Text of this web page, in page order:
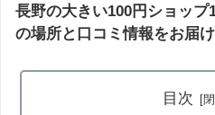
長野の大きい100円ショッ
の場所と口コミ情報をお届け
目次